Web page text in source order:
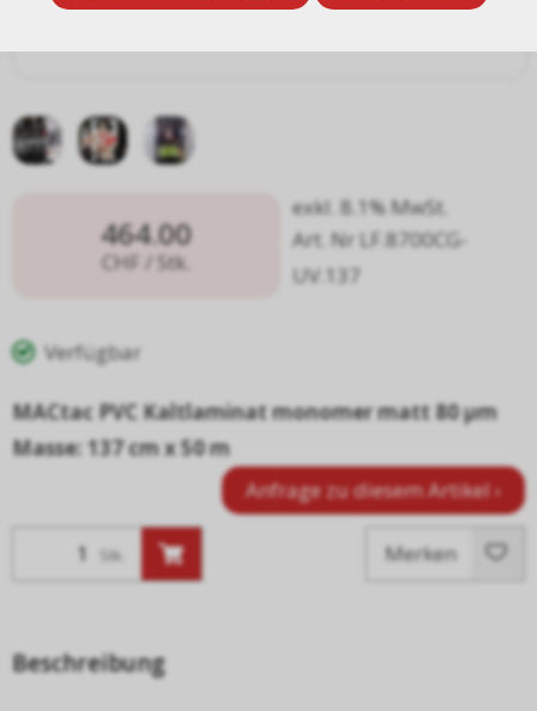
464.00
CHF / Stk.
exkl. 8.1% MwSt.
Art. Nr LF.8700CG-
UV.137
Verfügbar
MACtac PVC Kaltlaminat monomer matt 80 µm
Masse: 137 cm x 50 m
Anfrage zu diesem Artikel ›
Stk. Merken
Beschreibung